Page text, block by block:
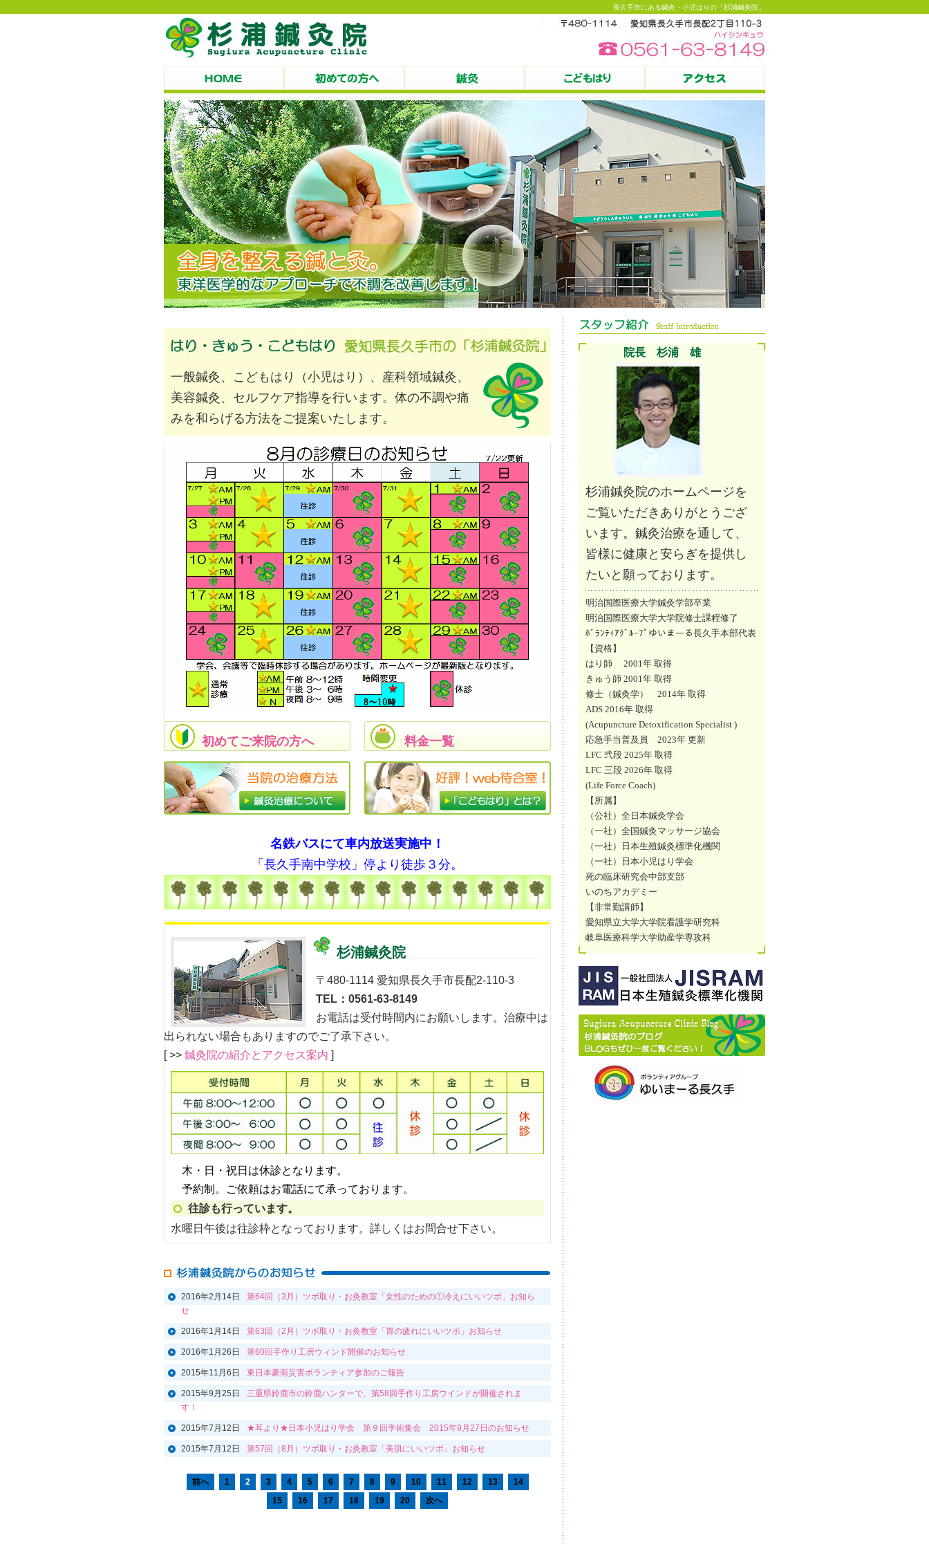
長久手市にある鍼灸・小児はりの「杉浦鍼灸院」
一般鍼灸、こどもはり（小児はり）、産科領域鍼灸、
美容鍼灸、セルフケア指導を行います。体の不調や痛
みを和らげる方法をご提案いたします。
初めてご来院の方へ 料金一覧
名鉄バスにて車内放送実施中！
「長久手南中学校」停より徒歩３分。
杉浦鍼灸院
〒480-1114 愛知県長久手市長配2-110-3
TEL：0561-63-8149
お電話は受付時間内にお願いします。治療中は
出られない場合もありますのでご了承下さい。
[ >> 鍼灸院の紹介とアクセス案内 ]
木・日・祝日は休診となります。
予約制。ご依頼はお電話にて承っております。
往診も行っています。
水曜日午後は往診枠となっております。詳しくはお問合せ下さい。
2016年2月14日
第64回（3月）ツボ取り・お灸教室「女性のための①冷えにいいツボ」お知ら
せ
2016年1月14日 第63回（2月）ツボ取り・お灸教室「胃の疲れにいいツボ」お知らせ
2016年1月26日 第60回手作り工房ウィンド開催のお知らせ
2015年11月6日 東日本豪雨災害ボランティア参加のご報告
2015年9月25日
三重県鈴鹿市の鈴鹿ハンターで、第58回手作り工房ウインドが開催されま
す！
2015年7月12日 ★耳より★日本小児はり学会 第９回学術集会 2015年9月27日のお知らせ
2015年7月12日 第57回（8月）ツボ取り・お灸教室「美肌にいいツボ」お知らせ
前へ 1 2 3 4 5 6 7 8 9 10 11 12 13
14
15
16 17 18 19 20 次へ
院長 杉浦 雄
杉浦鍼灸院のホームページを
ご覧いただきありがとうござ
います。鍼灸治療を通して、
皆様に健康と安らぎを提供し
たいと願っております。
明治国際医療大学鍼灸学部卒業
明治国際医療大学大学院修士課程修了
ﾎﾞﾗﾝﾃｨｱｸﾞﾙｰﾌﾟゆいまーる長久手本部代表
【資格】
はり師 2001年 取得
きゅう師 2001年 取得
修士（鍼灸学） 2014年 取得
ADS 2016年 取得
(Acupuncture Detoxification Specialist )
応急手当普及員 2023年 更新
LFC 弐段 2025年 取得
LFC 三段 2026年 取得
(Life Force Coach)
【所属】
（公社）全日本鍼灸学会
（一社）全国鍼灸マッサージ協会
（一社）日本生殖鍼灸標準化機関
（一社）日本小児はり学会
死の臨床研究会中部支部
いのちアカデミー
【非常勤講師】
愛知県立大学大学院看護学研究科
岐阜医療科学大学助産学専攻科